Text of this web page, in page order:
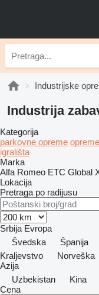
Industrijske
Industrija
Kategorija
parkovne opreme
igrališta
Marka
Alfa Romeo ETC Global
Lokacija
Pretraga po radijusu
Srbija Evropa
Švedska
Španija
Kraljevstvo
Norveška
Azija
Uzbekistan
Kina
Cena